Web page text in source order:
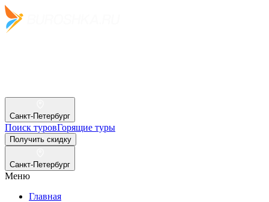
Санкт-Петербург
Поиск туровГорящие туры
Получить скидку
Санкт-Петербург
Меню
Главная